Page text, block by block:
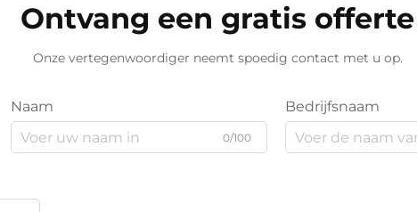
Ontvang een gratis offerte
Onze vertegenwoordiger neemt spoedig contact met u op.
Naam
0/100
Bedrijfsnaam